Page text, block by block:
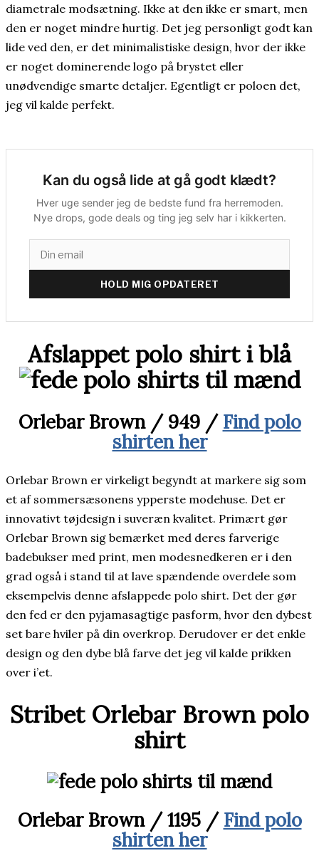
diametrale modsætning. Ikke at den ikke er smart, men
den er noget mindre hurtig. Det jeg personligt godt kan
lide ved den, er det minimalistiske design, hvor der ikke
er noget dominerende logo på brystet eller
unødvendige smarte detaljer. Egentligt er poloen det,
jeg vil kalde perfekt.
Kan du også lide at gå godt klædt?
Hver uge sender jeg de bedste fund fra herremoden.
Nye drops, gode deals og ting jeg selv har i kikkerten.
HOLD MIG OPDATERET
Afslappet polo shirt i blå
Orlebar Brown/949 / Find polo
shirten her
Orlebar Brown er virkeligt begyndt at markere sig som
et af sommersæsonens ypperste modehuse. Det er
innovativt tøjdesign i suveræn kvalitet. Primært gør
Orlebar Brown sig bemærket med deres farverige
badebukser med print, men modesnedkeren er i den
grad også i stand til at lave spændende overdele som
eksempelvis denne afslappede polo shirt. Det der gør
den fed er den pyjamasagtige pasform, hvor den dybest
set bare hviler på din overkrop. Derudover er det enkle
design og den dybe blå farve det jeg vil kalde prikken
over i’et.
Stribet Orlebar Brown polo
shirt
Orlebar Brown/1195 / Find polo
shirten her